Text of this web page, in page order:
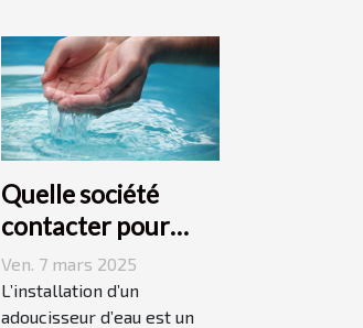
Quelle société
contacter pour
l'installation d'un
adoucisseur d'eau ?
Ven. 7 mars 2025
L’installation d’un
adoucisseur d’eau est un